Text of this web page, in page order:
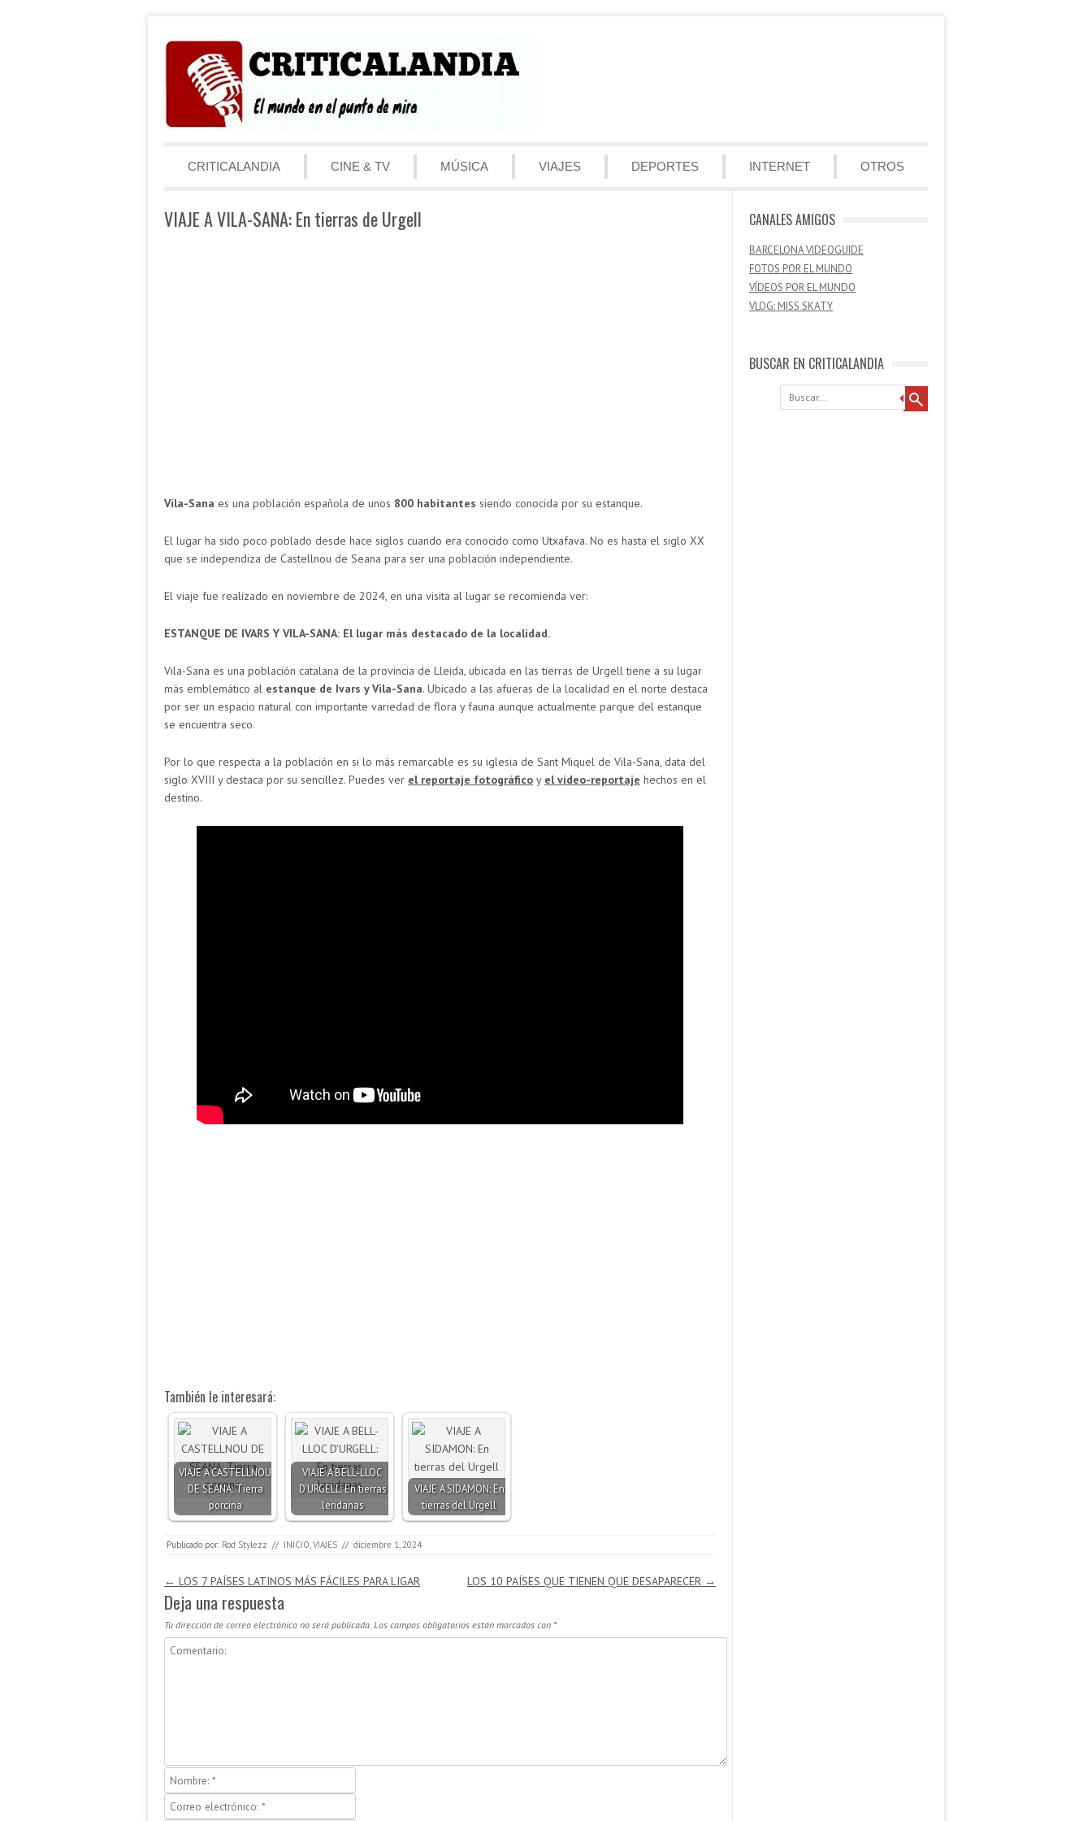
Menú
CRITICALANDIA
CINE & TV MÚSICA VIAJES DEPORTES INTERNET OTROS
VIAJE A VILA-SANA: En tierras de Urgell
Vila-Sana es una población española de unos 800 habitantes siendo conocida por su estanque.
El lugar ha sido poco poblado desde hace siglos cuando era conocido como Utxafava. No es hasta el siglo XX
que se independiza de Castellnou de Seana para ser una población independiente.
El viaje fue realizado en noviembre de 2024, en una visita al lugar se recomienda ver:
ESTANQUE DE IVARS Y VILA-SANA: El lugar más destacado de la localidad.
Vila-Sana es una población catalana de la provincia de Lleida, ubicada en las tierras de Urgell tiene a su lugar
más emblemático al estanque de Ivars y Vila-Sana. Ubicado a las afueras de la localidad en el norte destaca
por ser un espacio natural con importante variedad de flora y fauna aunque actualmente parque del estanque
se encuentra seco.
Por lo que respecta a la población en si lo más remarcable es su iglesia de Sant Miquel de Vila-Sana, data del
siglo XVIII y destaca por su sencillez. Puedes ver el reportaje fotográfico y el video-reportaje hechos en el
destino.
También le interesará:
VIAJE A CASTELLNOU
DE SEANA: Tierra
porcina
VIAJE A BELL-LLOC
D'URGELL: En tierras
leridanas
VIAJE A SIDAMON: En
tierras del Urgell
Publicado por: Rod Stylezz // INICIO VIAJES // diciembre 1, 2024
Navegación de entradas
← LOS 7 PAÍSES LATINOS MÁS FÁCILES PARA LIGAR LOS 10 PAÍSES QUE TIENEN QUE DESAPARECER →
Deja una respuesta
Tu dirección de correo electrónico no será publicada. Los campos obligatorios están marcados con *
CANALES AMIGOS
BARCELONA VIDEOGUIDE
FOTOS POR EL MUNDO
VÍDEOS POR EL MUNDO
VLOG: MISS SKATY
BUSCAR EN CRITICALANDIA
Buscar